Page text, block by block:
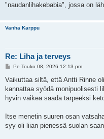
"naudanlihakebabia", jossa on
Vanha Karppu
Re: Liha ja terveys
V
e
t
i
Pe Touko 08, 2026 12:13 pm
Vaikuttaa siltä, että Antti Rinne
kannattaa syödä monipuolisesti
hyvin vaikea saada tarpeeksi
Itse menetin suuren osan
syy oli liian pienessä suolan